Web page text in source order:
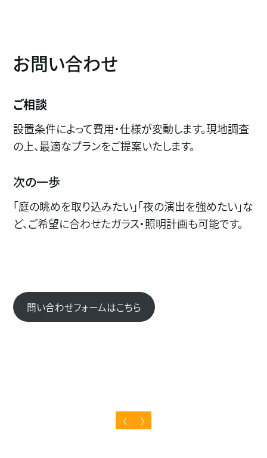
お問い合わせ
ご相談
設置条件によって費用・仕様が変動します。現地調査
の上、最適なプランをご提案いたします。
次の一歩
「庭の眺めを取り込みたい」「夜の演出を強めたい」な
ど、ご希望に合わせたガラス・照明計画も可能です。
問い合わせフォームはこちら
〉
〈